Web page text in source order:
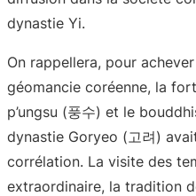
dynastie Yi.
On rappellera, pour
géomancie coréenne, la
p’ungsu (풍수) et le
dynastie Goryeo (고려)
corrélation. La visite des
extraordinaire, la tradition